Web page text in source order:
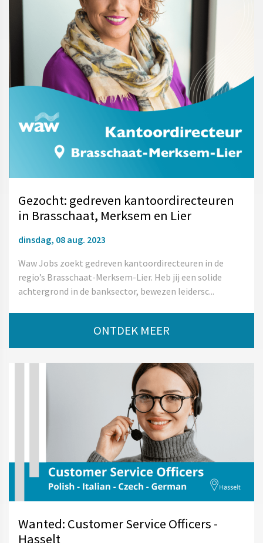
Gezocht: gedreven kantoordirecteuren
in Brasschaat, Merksem en Lier
dinsdag, 08 aug. 2023
Waw Jobs zoekt gedreven kantoordirecteuren in de
regio’s Brasschaat-Merksem-Lier. Heb jij een solide
achtergrond in de banksector, bewezen leidersc...
ONTDEK MEER
Wanted: Customer Service Officers -
Hasselt